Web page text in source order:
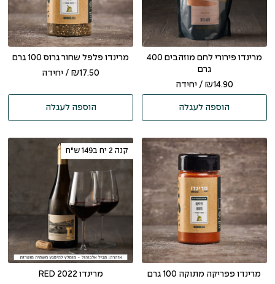
מרינדו פירורי לחם מוזהבים 400
גרם
₪14.90 / יחידה
הוספה לעגלה
מרינדו פלפל שחור גרוס 100 גרם
₪17.50 / יחידה
הוספה לעגלה
מרינדו פפריקה מתוקה 100 גרם
קנה 2 יח ב149 ש"ח
מרינדו RED 2022